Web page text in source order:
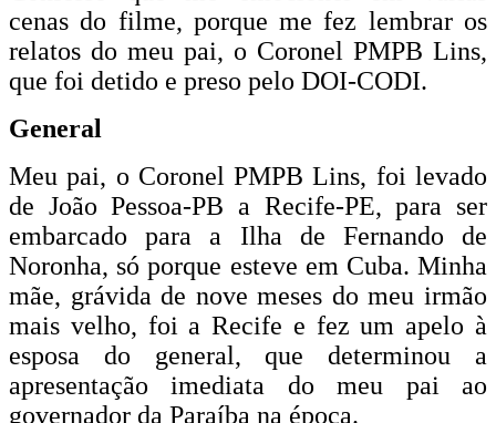
cenas do filme, porque me fez lembrar os
relatos do meu pai, o Coronel PMPB Lins,
que foi detido e preso pelo DOI-CODI.
General
Meu pai, o Coronel PMPB Lins, foi levado
de João Pessoa-PB a Recife-PE, para ser
embarcado para a Ilha de Fernando de
Noronha, só porque esteve em Cuba. Minha
mãe, grávida de nove meses do meu irmão
mais velho, foi a Recife e fez um apelo à
esposa do general, que determinou a
apresentação imediata do meu pai ao
governador da Paraíba na época.